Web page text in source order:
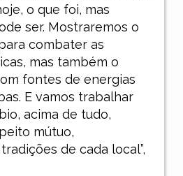
o que foi, mas
ser. Mostraremos o
combater as
mas também o
fontes de energias
E vamos trabalhar
acima de tudo,
mútuo,
de cada local”,